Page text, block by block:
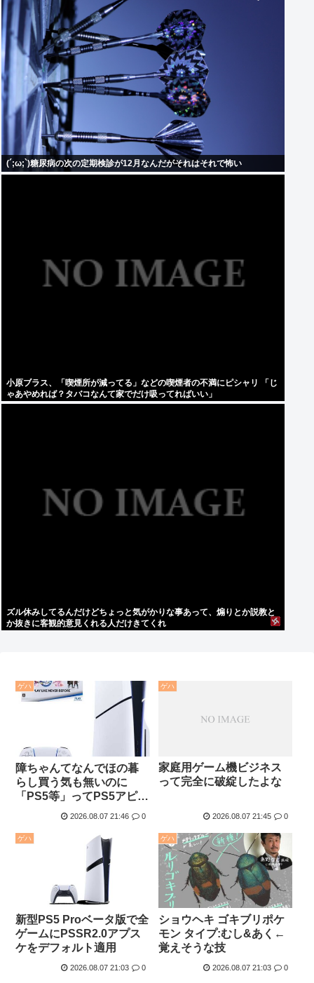
(´;ω;`)糖尿病の次の定期検診が12月なんだがそれはそれで怖い
小原ブラス、「喫煙所が減ってる」などの喫煙者の不満にピシャリ 「じ
ゃあやめれば？タバコなんて家でだけ吸ってればいい」
ズル休みしてるんだけどちょっと気がかりな事あって、煽りとか説教と
か抜きに客観的意見くれる人だけきてくれ
ゲハ
障ちゃんてなんでほの暮
らし買う気も無いのに
「PS5等」ってPS5アピー
ルしてスレ建てたの？
2026.08.07 21:46 0
ゲハ
家庭用ゲーム機ビジネス
って完全に破綻したよな
2026.08.07 21:45 0
ゲハ
新型PS5 Proベータ版で全
ゲームにPSSR2.0アプス
ケをデフォルト適用
2026.08.07 21:03 0
ゲハ
ショウヘキ ゴキブリポケ
モン タイプ:むし&あく←
覚えそうな技
2026.08.07 21:03 0